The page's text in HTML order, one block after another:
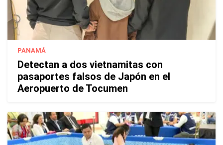
PANAMÁ
Detectan a dos vietnamitas con
pasaportes falsos de Japón en el
Aeropuerto de Tocumen